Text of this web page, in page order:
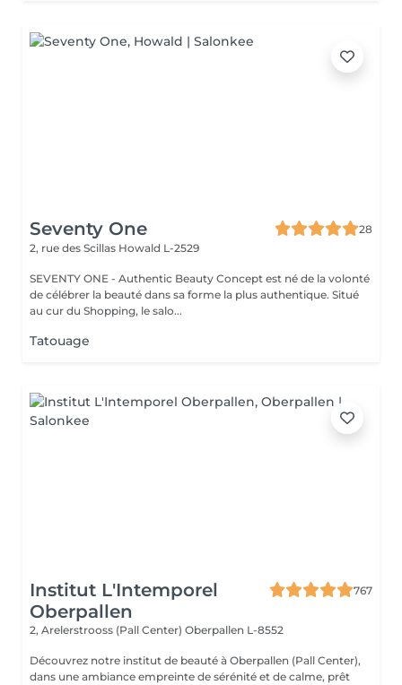
Seventy One
28
2, rue des Scillas Howald L-2529
SEVENTY ONE - Authentic Beauty Concept est né de la volonté
de célébrer la beauté dans sa forme la plus authentique. Situé
au cur du Shopping, le salo...
Tatouage
Institut L'Intemporel
Oberpallen
767
2, Arelerstrooss (Pall Center) Oberpallen L-8552
Découvrez notre institut de beauté à Oberpallen (Pall Center),
dans une ambiance empreinte de sérénité et de calme, prêt